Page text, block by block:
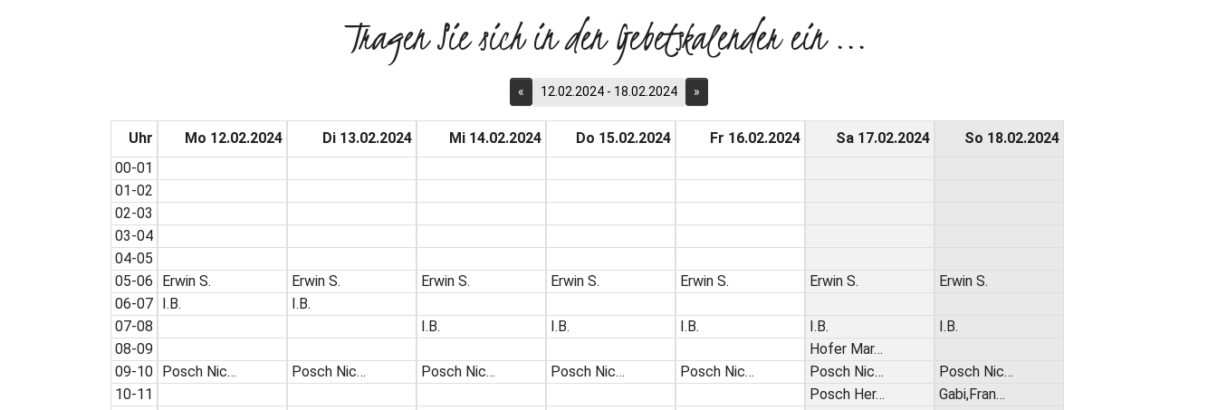
Tragen Sie sich in den Gebetskalender ein ...
« 12.02.2024 - 18.02.2024 »
Uhr
00-01
01-02
02-03
03-04
04-05
05-06
06-07
07-08
08-09
09-10
10-11
Mo 12.02.2024
Erwin S.
I.B.
Posch Nic…
Di 13.02.2024
Erwin S.
I.B.
Posch Nic…
Mi 14.02.2024
Erwin S.
I.B.
Posch Nic…
Do 15.02.2024
Erwin S.
I.B.
Posch Nic…
Fr 16.02.2024
Erwin S.
I.B.
Posch Nic…
Sa 17.02.2024
Erwin S.
I.B.
Hofer Mar…
Posch Nic…
Posch Her…
So 18.02.2024
Erwin S.
I.B.
Posch Nic…
Gabi,Fran…